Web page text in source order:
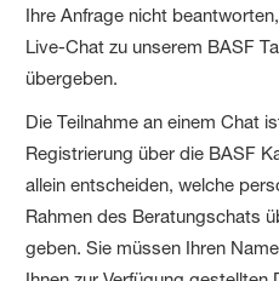
Ihre Anfrage nicht
Live-Chat zu unserem BASF
übergeben.
Die Teilnahme an einem Chat
Registrierung über die BASF
allein entscheiden, welche
Rahmen des Beratungschats
geben. Sie müssen Ihren